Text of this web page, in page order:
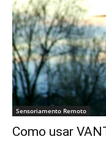
Sensoriamento Remoto
Como usar